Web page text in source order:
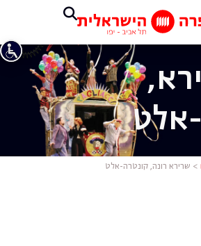
שרירא
אלט
> שרירא רונה, קונטרה-אלט